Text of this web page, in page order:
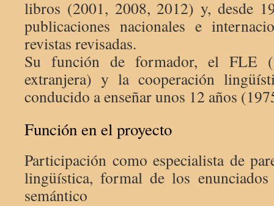
libros (2001, 2008, 2012) y, desde
publicaciones nacionales e
revistas revisadas.
Su función de formador, el FLE
extranjera) y la cooperación
conducido a enseñar unos 12 años
Función en el proyecto
Participación como especialista de
lingüística, formal de los enunciados
semántico